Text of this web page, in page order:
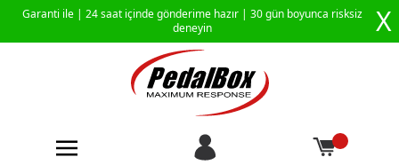
Garanti ile | 24 saat içinde gönderime hazır | 30 gün boyunca risksiz
deneyin
X